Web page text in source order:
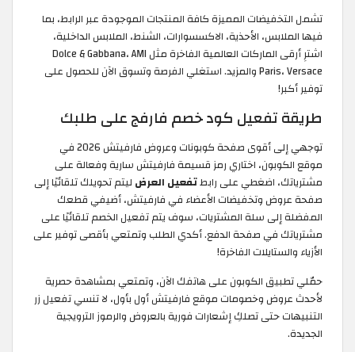
تشمل التخفيضات المميزة كافة المنتجات الموجودة عبر الرابط، بما
فيها الملابس، الأحذية، الاكسسوارات، الشنط، الملابس الداخلية،
اشترِ أرقى الماركات العالمية الفاخرة مثل Dolce & Gabbana، AMI
Paris، Versace والمزيد. استغلي الفرصة وتسوق الآن للحصول على
توفير أكبر!
طريقة تفعيل كود خصم فارفج على طلبك
توجهي إلى أقوى صفحة كوبونات وعروض فارفيتش 2026 في
موقع الكوبون، اختاري رمز قسيمة فارفيتش سارية وفعالة على
مشترياتك، اضغطي على رابطتفعيل العرض ليتم تحويلك تلقائيًا إلى
صفحة عروض وتخفيضات الأعضاء في فارفيتش، أضيفي قطعك
المفضلة إلى سلة المشتريات، سوف يتم تفعيل الخصم تلقائيًا على
مشترياتك في صفحة الدفع. أكدي الطلب وتمتعي بأقصى توفير على
الأزياء والستايلات الفاخرة!
حمّلي تطبيق الكوبون على هاتفك الآن، وتمتعي بمشاهدة حصرية
لأحدث عروض وخصومات موقع فارفيتش أول بأول، لا تنسي تفعيل زر
التنبيهات حتى تصلكِ إشعارات فورية بالعروض والرموز الترويجية
الجديدة.